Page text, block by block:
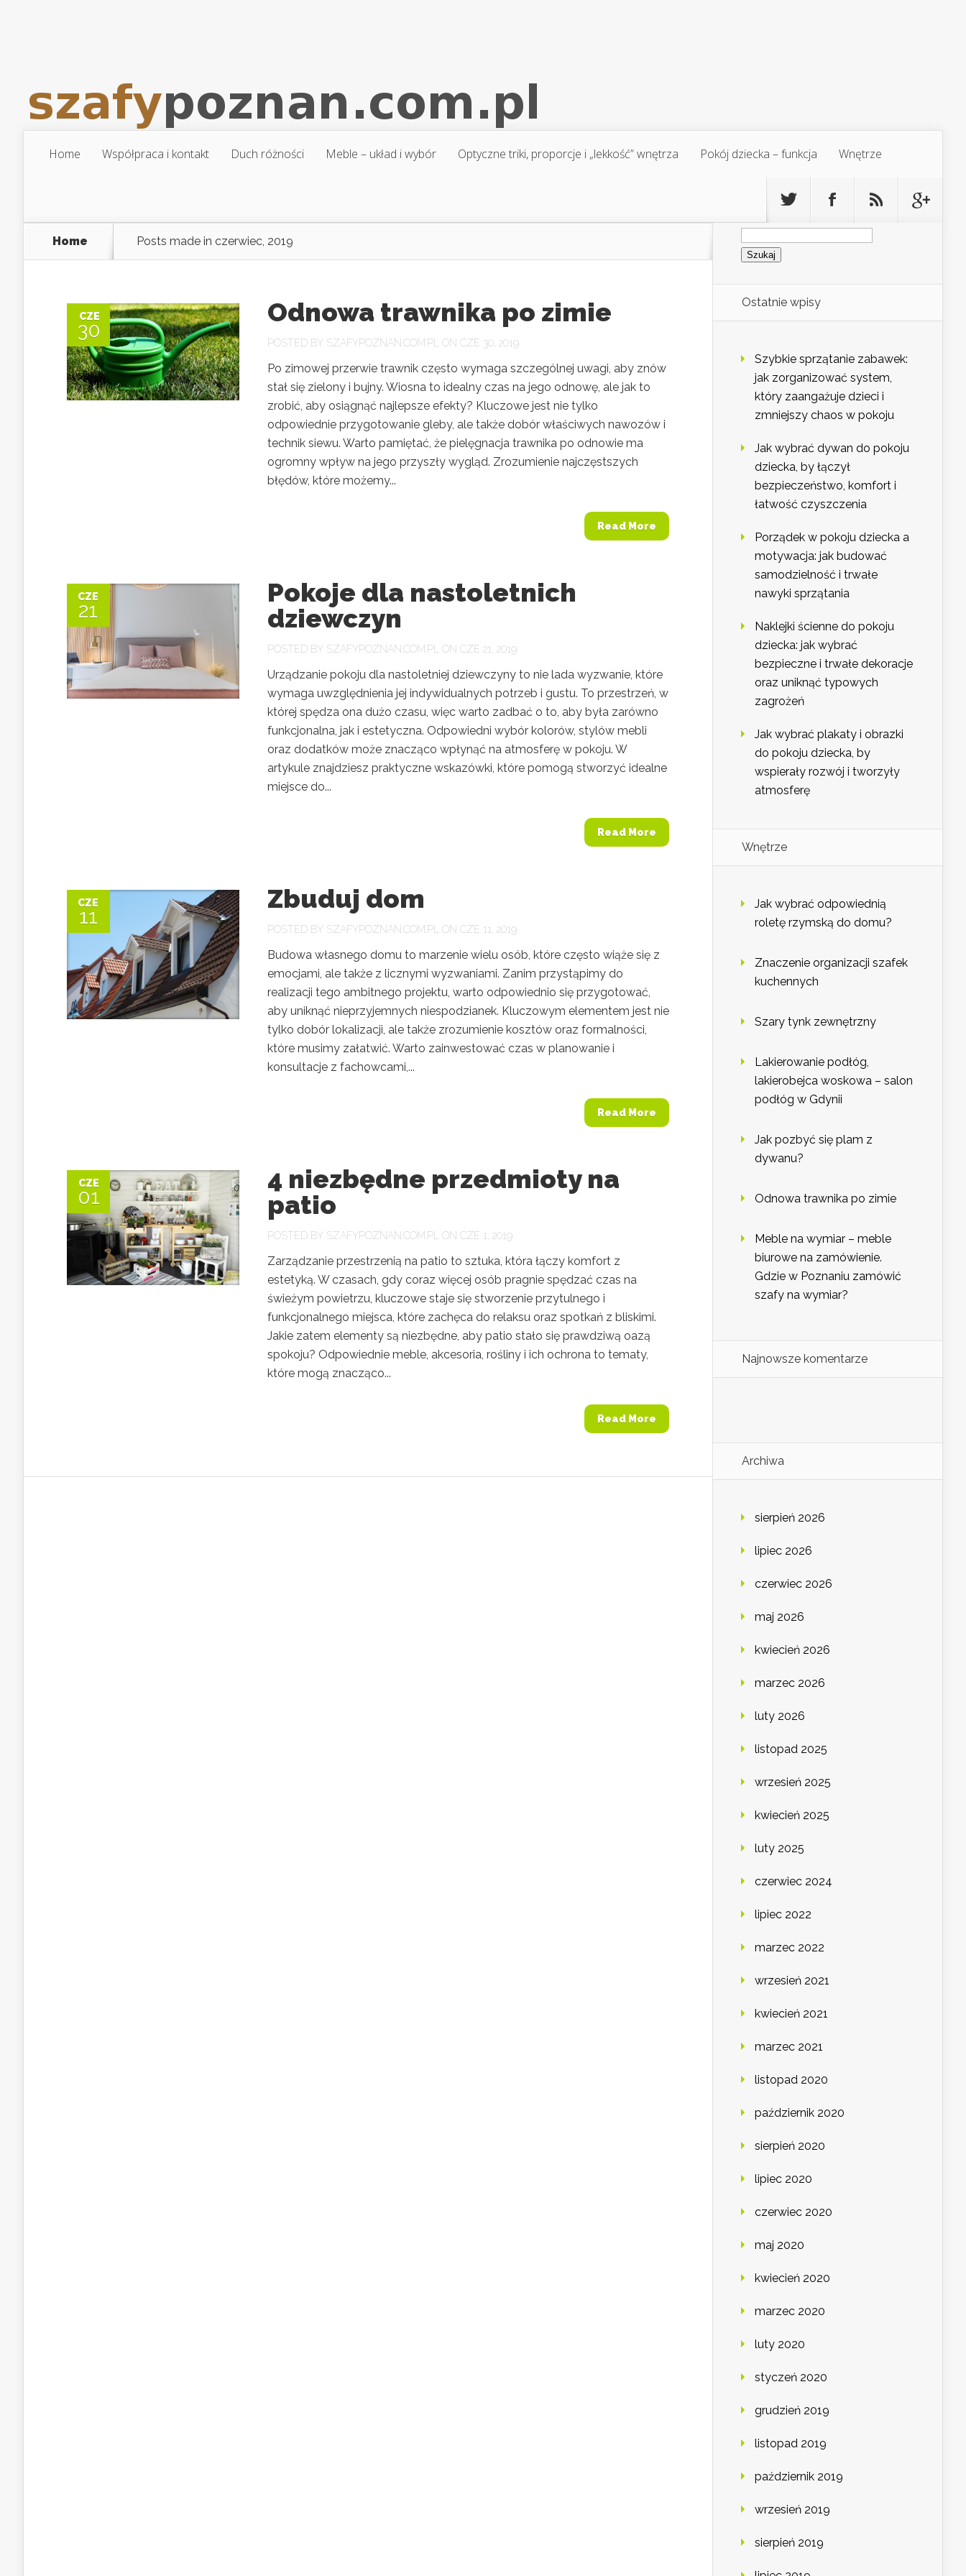
Home Współpraca i kontakt Duch różności Meble – układ i wybór Optyczne triki, proporcje i „lekkość” wnętrza Pokój dziecka – funkcja Wnętrze
Home Posts made in czerwiec, 2019
CZE
30
Odnowa trawnika po zimie
POSTED BY SZAFYPOZNAN.COM.PL ON CZE 30, 2019
Po zimowej przerwie trawnik często wymaga szczególnej uwagi, aby znów
stał się zielony i bujny. Wiosna to idealny czas na jego odnowę, ale jak to
zrobić, aby osiągnąć najlepsze efekty? Kluczowe jest nie tylko
odpowiednie przygotowanie gleby, ale także dobór właściwych nawozów i
technik siewu. Warto pamiętać, że pielęgnacja trawnika po odnowie ma
ogromny wpływ na jego przyszły wygląd. Zrozumienie najczęstszych
błędów, które możemy...
Read More
CZE
21
Pokoje dla nastoletnich
dziewczyn
POSTED BY SZAFYPOZNAN.COM.PL ON CZE 21, 2019
Urządzanie pokoju dla nastoletniej dziewczyny to nie lada wyzwanie, które
wymaga uwzględnienia jej indywidualnych potrzeb i gustu. To przestrzeń, w
której spędza ona dużo czasu, więc warto zadbać o to, aby była zarówno
funkcjonalna, jak i estetyczna. Odpowiedni wybór kolorów, stylów mebli
oraz dodatków może znacząco wpłynąć na atmosferę w pokoju. W
artykule znajdziesz praktyczne wskazówki, które pomogą stworzyć idealne
miejsce do...
Read More
CZE
11
Zbuduj dom
POSTED BY SZAFYPOZNAN.COM.PL ON CZE 11, 2019
Budowa własnego domu to marzenie wielu osób, które często wiąże się z
emocjami, ale także z licznymi wyzwaniami. Zanim przystąpimy do
realizacji tego ambitnego projektu, warto odpowiednio się przygotować,
aby uniknąć nieprzyjemnych niespodzianek. Kluczowym elementem jest nie
tylko dobór lokalizacji, ale także zrozumienie kosztów oraz formalności,
które musimy załatwić. Warto zainwestować czas w planowanie i
konsultacje z fachowcami,...
Read More
CZE
01
4 niezbędne przedmioty na
patio
POSTED BY SZAFYPOZNAN.COM.PL ON CZE 1, 2019
Zarządzanie przestrzenią na patio to sztuka, która łączy komfort z
estetyką. W czasach, gdy coraz więcej osób pragnie spędzać czas na
świeżym powietrzu, kluczowe staje się stworzenie przytulnego i
funkcjonalnego miejsca, które zachęca do relaksu oraz spotkań z bliskimi.
Jakie zatem elementy są niezbędne, aby patio stało się prawdziwą oazą
spokoju? Odpowiednie meble, akcesoria, rośliny i ich ochrona to tematy,
które mogą znacząco...
Read More
Szukaj:
Ostatnie wpisy
Szybkie sprzątanie zabawek:
jak zorganizować system,
który zaangażuje dzieci i
zmniejszy chaos w pokoju
Jak wybrać dywan do pokoju
dziecka, by łączył
bezpieczeństwo, komfort i
łatwość czyszczenia
Porządek w pokoju dziecka a
motywacja: jak budować
samodzielność i trwałe
nawyki sprzątania
Naklejki ścienne do pokoju
dziecka: jak wybrać
bezpieczne i trwałe dekoracje
oraz uniknąć typowych
zagrożeń
Jak wybrać plakaty i obrazki
do pokoju dziecka, by
wspierały rozwój i tworzyły
atmosferę
Wnętrze
Jak wybrać odpowiednią
roletę rzymską do domu?
Znaczenie organizacji szafek
kuchennych
Szary tynk zewnętrzny
Lakierowanie podłóg,
lakierobejca woskowa – salon
podłóg w Gdynii
Jak pozbyć się plam z
dywanu?
Odnowa trawnika po zimie
Meble na wymiar – meble
biurowe na zamówienie.
Gdzie w Poznaniu zamówić
szafy na wymiar?
Najnowsze komentarze
Archiwa
sierpień 2026
lipiec 2026
czerwiec 2026
maj 2026
kwiecień 2026
marzec 2026
luty 2026
listopad 2025
wrzesień 2025
kwiecień 2025
luty 2025
czerwiec 2024
lipiec 2022
marzec 2022
wrzesień 2021
kwiecień 2021
marzec 2021
listopad 2020
październik 2020
sierpień 2020
lipiec 2020
czerwiec 2020
maj 2020
kwiecień 2020
marzec 2020
luty 2020
styczeń 2020
grudzień 2019
listopad 2019
październik 2019
wrzesień 2019
sierpień 2019